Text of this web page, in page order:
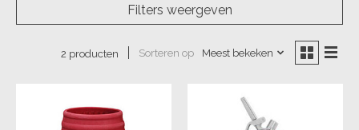
Filters weergeven
2 producten Sorteren op Meest bekeken